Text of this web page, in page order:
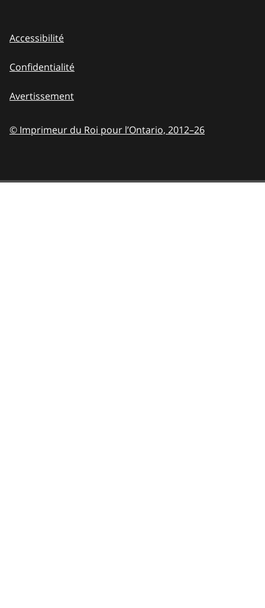
Accessibilité
Confidentialité
Avertissement
© Imprimeur du Roi pour l’Ontario, 2012–26